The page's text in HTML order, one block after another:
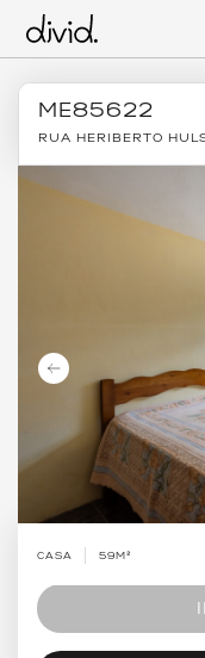
main
content
ME85622
RUA HERIBERTO
CASA 59M²